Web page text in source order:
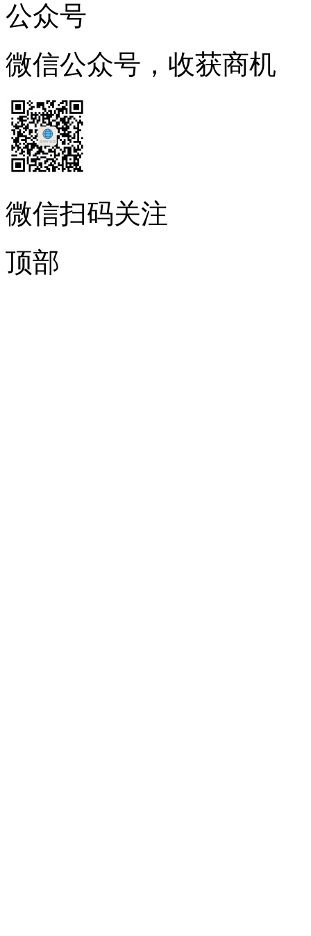
公众号
微信公众号，收获商机
微信扫码关注
顶部